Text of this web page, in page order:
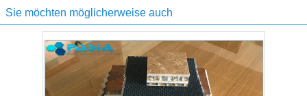
Sie möchten möglicherweise auch